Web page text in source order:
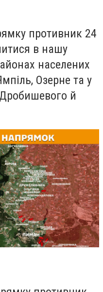
противник 24
в нашу
населених
Озерне та у
й